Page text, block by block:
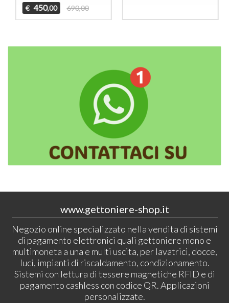
€ 450,00 690,00
www.gettoniere-shop.it
Negozio online specializzato nella vendita di sistemi
di pagamento elettronici quali gettoniere mono e
multimoneta a una e multi uscita, per lavatrici, docce,
luci, impianti di riscaldamento, condizionamento.
Sistemi con lettura di tessere magnetiche RFID e di
pagamento cashless con codice QR. Applicazioni
personalizzate.